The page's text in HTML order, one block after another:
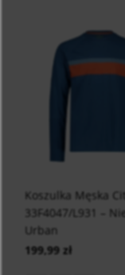
Koszulka Męska
33F4047/L931 –
Urban
199,99 zł